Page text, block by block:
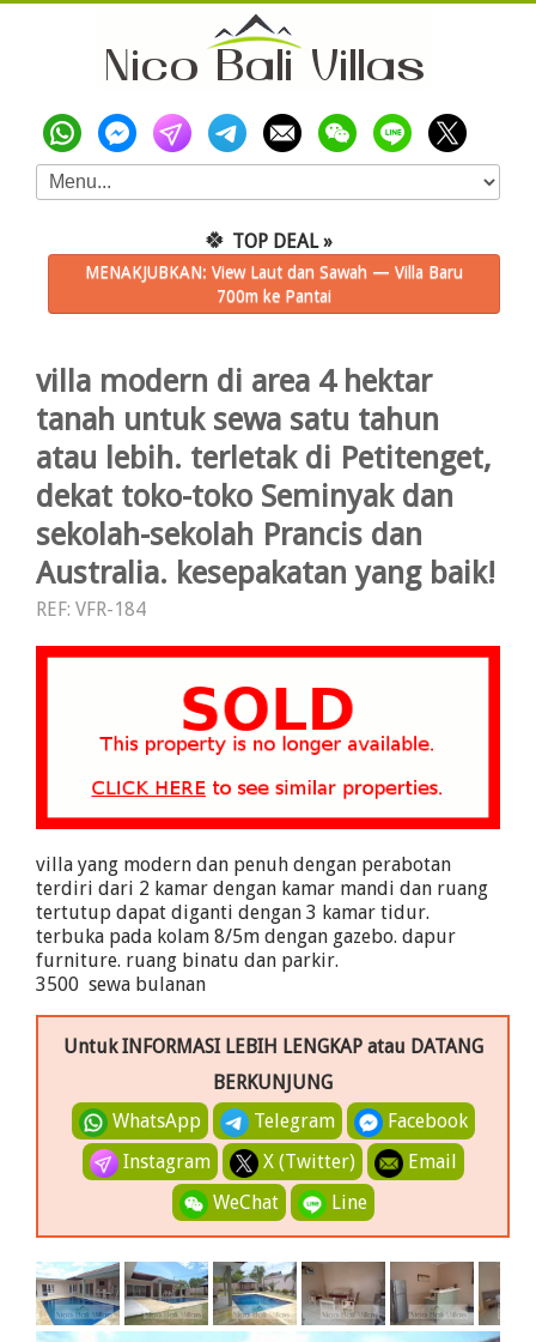
🍀 TOP DEAL »
MENAKJUBKAN: View Laut dan Sawah — Villa Baru
700m ke Pantai
villa modern di area 4 hektar
tanah untuk sewa satu tahun
atau lebih. terletak di Petitenget,
dekat toko-toko Seminyak dan
sekolah-sekolah Prancis dan
Australia. kesepakatan yang baik!
REF: VFR-184
villa yang modern dan penuh dengan perabotan
terdiri dari 2 kamar dengan kamar mandi dan ruang
tertutup dapat diganti dengan 3 kamar tidur.
terbuka pada kolam 8/5m dengan gazebo. dapur
furniture. ruang binatu dan parkir.
3500  sewa bulanan
Untuk INFORMASI LEBIH LENGKAP atau DATANG
BERKUNJUNG
WhatsApp
Telegram
Facebook
Instagram
X (Twitter)
Email
WeChat
Line